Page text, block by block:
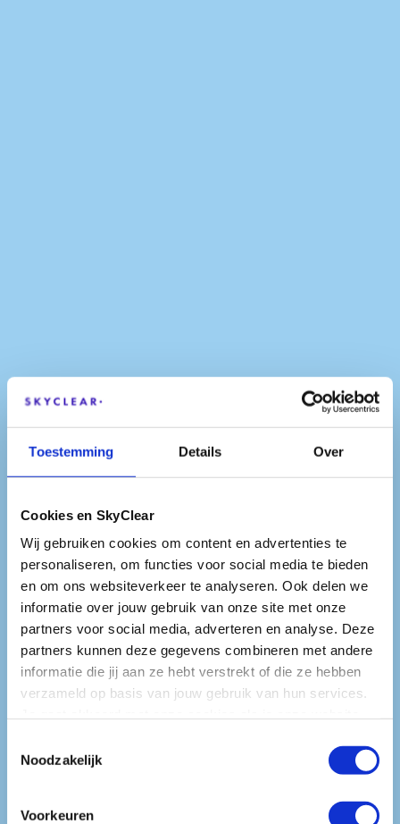
Toestemming Details Over
Cookies en SkyClear
Wij gebruiken cookies om content en advertenties te
personaliseren, om functies voor social media te bieden
en om ons websiteverkeer te analyseren. Ook delen we
informatie over jouw gebruik van onze site met onze
partners voor social media, adverteren en analyse. Deze
partners kunnen deze gegevens combineren met andere
informatie die jij aan ze hebt verstrekt of die ze hebben
verzameld op basis van jouw gebruik van hun services.
Noodzakelijk
Voorkeuren
Kennis­bank